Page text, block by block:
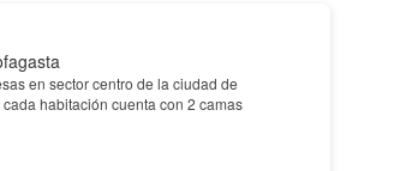
en sector centro de la ciudad de
cada habitación cuenta con 2 camas